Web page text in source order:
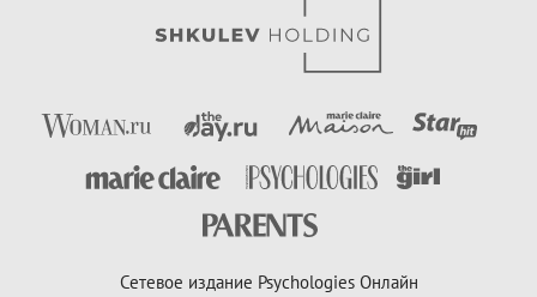
Сетевое издание Psychologies Онлайн